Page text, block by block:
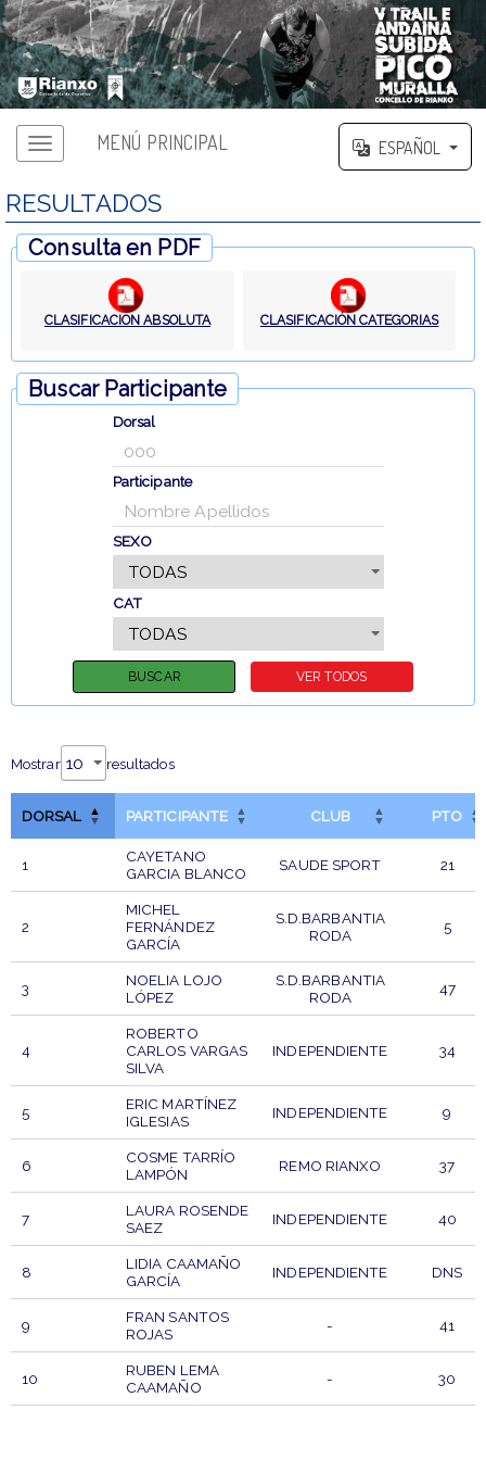
MENÚ PRINCIPAL ESPAÑOL
RESULTADOS
Consulta en PDF
CLASIFICACION ABSOLUTA CLASIFICACIÓN CATEGORIAS
Buscar Participante
Dorsal
Participante
SEXO
CAT
Mostrar resultados
DORSAL PARTICIPANTE CLUB PTO
1
CAYETANO
GARCIA BLANCO
SAUDE SPORT 21
2
MICHEL
FERNÁNDEZ
GARCÍA
S.D.BARBANTIA
RODA
5
3
NOELIA LOJO
LÓPEZ
S.D.BARBANTIA
RODA
47
4
ROBERTO
CARLOS VARGAS
SILVA
INDEPENDIENTE 34
5
ERIC MARTÍNEZ
IGLESIAS
INDEPENDIENTE 9
6
COSME TARRÍO
LAMPÓN
REMO RIANXO 37
7
LAURA ROSENDE
SAEZ
INDEPENDIENTE 40
8
LIDIA CAAMAÑO
GARCÍA
INDEPENDIENTE DNS
9
FRAN SANTOS
ROJAS
- 41
10
RUBEN LEMA
CAAMAÑO
- 30